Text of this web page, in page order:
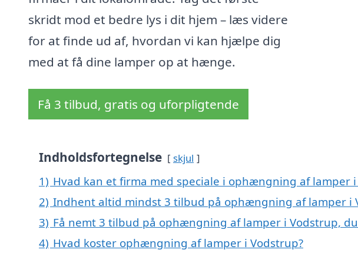
skridt mod et bedre lys i dit hjem – læs videre
for at finde ud af, hvordan vi kan hjælpe dig
med at få dine lamper op at hænge.
Få 3 tilbud, gratis og uforpligtende
Indholdsfortegnelse skjul
1) Hvad kan et firma med speciale i ophængning af lamper
2) Indhent altid mindst 3 tilbud på ophængning af lamper i
3) Få nemt 3 tilbud på ophængning af lamper i Vodstrup,
4) Hvad koster ophængning af lamper i Vodstrup?